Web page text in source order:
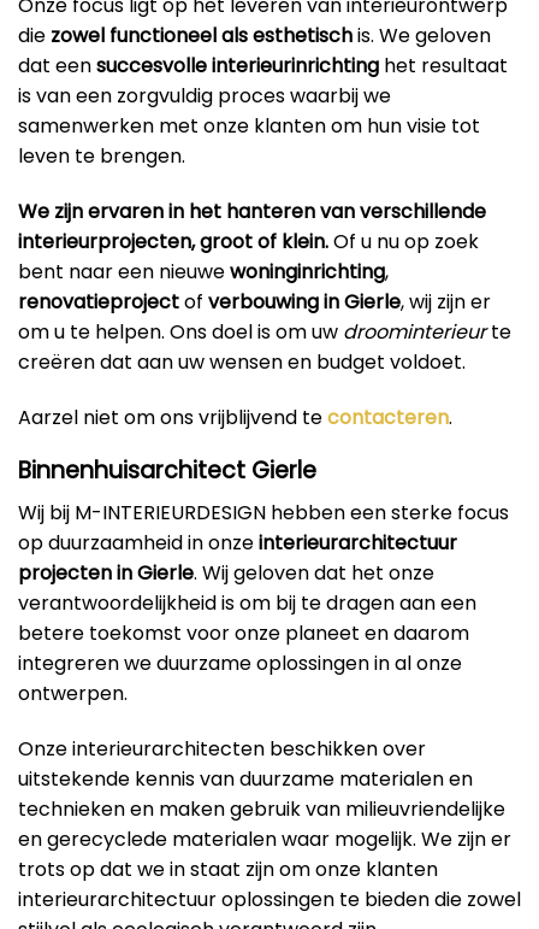
die zowel functioneel als esthetischis. We geloven
dat eensuccesvolle interieurinrichting het resultaat
is van een zorgvuldig proces waarbij we
samenwerken met onze klanten om hun visie tot
leven te brengen.
We zijn ervaren in het hanteren van verschillende
interieurprojecten, groot of klein.Of u nu op zoek
bent naar een nieuwewoninginrichting,
renovatieprojectof verbouwing in Gierle, wij zijn er
om u te helpen. Ons doel is om uw droominterieurte
creëren dat aan uw wensen en budget voldoet.
Aarzel niet om ons vrijblijvend tecontacteren.
Binnenhuisarchitect Gierle
Wij bij M-INTERIEURDESIGN hebben een sterke focus
op duurzaamheid in onzeinterieurarchitectuur
projecten in Gierle. Wij geloven dat het onze
verantwoordelijkheid is om bij te dragen aan een
betere toekomst voor onze planeet en daarom
integreren we duurzame oplossingen in al onze
ontwerpen.
Onze interieurarchitecten beschikken over
uitstekende kennis van duurzame materialen en
technieken en maken gebruik van milieuvriendelijke
en gerecyclede materialen waar mogelijk. We zijn er
trots op dat we in staat zijn om onze klanten
interieurarchitectuur oplossingen te bieden die zowel